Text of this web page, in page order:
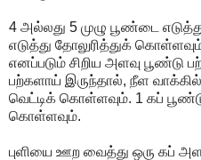
4 அல்லது 5 முழு பூண்டை
எடுத்து தோலுரித்துக்
எனப்படும் சிறிய அளவு பூண்டு
பற்களாய் இருந்தால், நீள
வெட்டிக் கொள்ளவும். 1 கப்
கொள்ளவும்.
புளியை ஊற வைத்து ஒரு கப்